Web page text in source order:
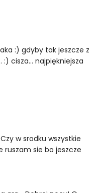
:) gdyby tak jeszcze z
:) cisza… najpiękniejsza
w srodku wszystkie
ruszam sie bo jeszcze